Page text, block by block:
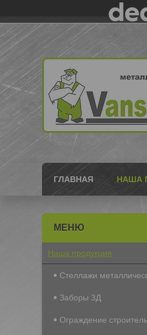
ГЛАВНАЯ НАША
Наша продукция
Стеллажи
Заборы 3Д
Ограждение